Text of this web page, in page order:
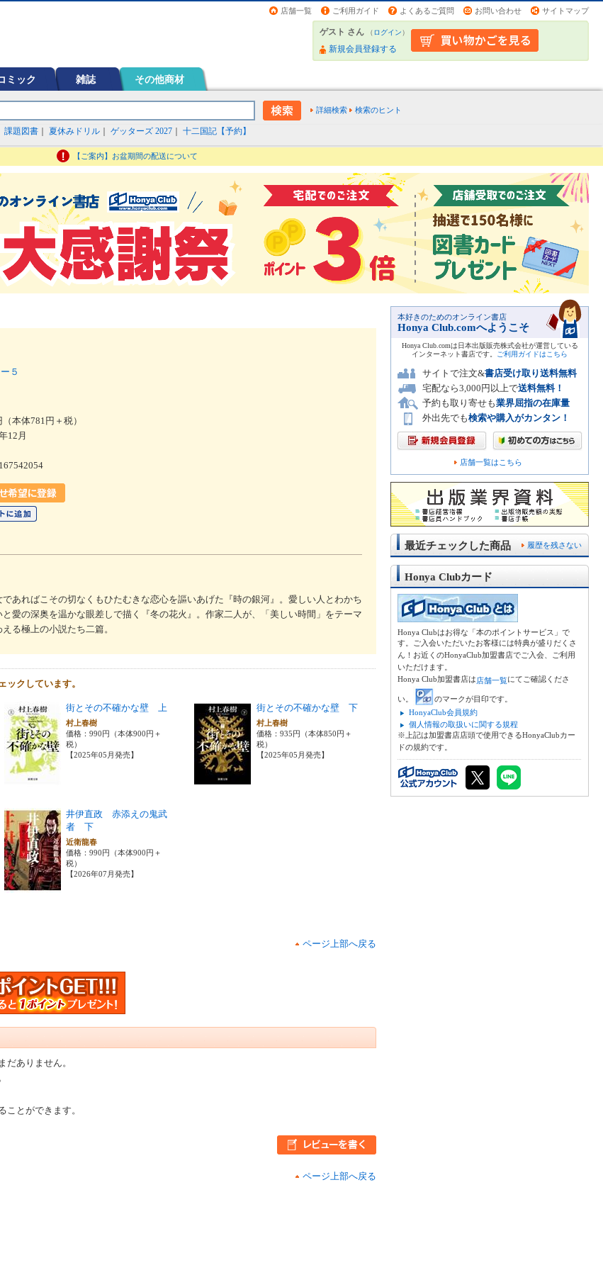
店舗一覧 ご利用ガイド よくあるご質問 お問い合わせ サイトマップ
ゲスト さん （ログイン）
新規会員登録する
ミック 雑誌 その他商材
詳細検索 検索のヒント
課題図書 夏休みドリル ゲッターズ 2027 十二国記【予約】
【ご案内】お盆期間の配送について
５
本体781円＋税）
12月
あればこその切なくもひたむきな恋心を謳いあげた『時の銀河』。愛しい人とわかち
愛の深奥を温かな眼差しで描く『冬の花火』。作家二人が、「美しい時間」をテーマ
る極上の小説たち二篇。
ックしています。
街とその不確かな壁 上
村上春樹
価格：990円（本体900円＋
税）
【2025年05月発売】
街とその不確かな壁 下
村上春樹
価格：935円（本体850円＋
税）
【2025年05月発売】
井伊直政 赤添えの鬼武
者 下
近衛龍春
価格：990円（本体900円＋
税）
【2026年07月発売】
ページ上部へ戻る
だありません。
ことができます。
ページ上部へ戻る
本好きのためのオンライン書店
Honya Club.comへようこそ
Honya Club.comは日本出版販売株式会社が運営している
インターネット書店です。
ご利用ガイドはこちら
サイトで注文&書店受け取り送料無料
宅配なら3,000円以上で送料無料！
予約も取り寄せも業界屈指の在庫量
外出先でも検索や購入がカンタン！
店舗一覧はこちら
履歴を残さない
最近チェックした商品
Honya Clubカード
Honya Clubはお得な「本のポイントサービス」で
す。ご入会いただいたお客様には特典が盛りだくさ
ん！お近くのHonyaClub加盟書店でご入会、ご利用
いただけます。
Honya Club加盟書店は店舗一覧にてご確認くださ
い。
のマークが目印です。
HonyaClub会員規約
個人情報の取扱いに関する規程
※上記は加盟書店店頭で使用できるHonyaClubカー
ドの規約です。